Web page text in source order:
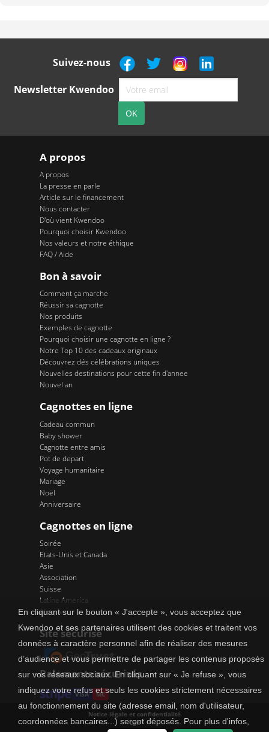
Suivez-nous
Newsletter Kwendoo
A propos
A propos
La presse en parle
Article sur le financement
Nous contacter
D'où vient Kwendoo
Pourquoi choisir Kwendoo
Nos valeurs et notre éthique
FAQ / Aide
Bon à savoir
Comment ça marche
Réussir sa cagnotte
Nos produits
Exemples de cagnotte
Pourquoi choisir une cagnotte en ligne ?
Notre Top 10 des cadeaux originaux
Découvrez dés célébrations uniques
Nouvelles destinations pour cette fin d'annee
Nouvel an
Cagnottes en ligne
Cadeau commun
Baby shower
Cagnotte entre amis
Pot de depart
Voyage humanitaire
Mariage
Noël
Anniversaire
Cagnottes en ligne
Soirée
Etats-Unis et Canada
Asie
Association
Suisse
Latine America
Afrique
Site sécurisé
Paiements sécurisés
VISA MC
Notice légale et confidentialité
Cgu
En cliquant sur le bouton « J'accepte », vous acceptez que
Kwendoo et ses partenaires utilisent des cookies et traitent vos
données à caractère personnel afin de réaliser des mesures
d’audience et vous permettre de partager les contenus proposés
sur vos réseaux sociaux. En cliquant sur « Je refuse », vous
indiquez votre refus et seuls les cookies strictement nécessaires
au fonctionnement du site (adresse email, nom d'utilisateur,
coordonnées bancaires...) seront déposés. Pour plus d'infos,